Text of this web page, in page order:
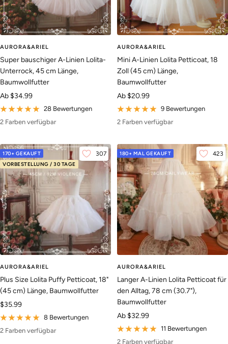
AURORA&ARIEL
Super bauschiger A-Linien Lolita-
Unterrock, 45 cm Länge,
Baumwollfutter
Angebotspreis
Ab $34.99
28 Bewertungen
2 Farben verfügbar
AURORA&ARIEL
Mini A-Linien Lolita Petticoat, 18
Zoll (45 cm) Länge,
Baumwollfutter
Angebotspreis
Ab $20.99
9 Bewertungen
2 Farben verfügbar
170+ GEKAUFT
VORBESTELLUNG / 30 TAGE
307
AURORA&ARIEL
Plus Size Lolita Puffy Petticoat, 18"
(45 cm) Länge, Baumwollfutter
Angebotspreis
$35.99
8 Bewertungen
2 Farben verfügbar
180+ MAL GEKAUFT 423
AURORA&ARIEL
Langer A-Linien Lolita Petticoat für
den Alltag, 78 cm (30.7"),
Baumwollfutter
Angebotspreis
Ab $32.99
11 Bewertungen
2 Farben verfügbar